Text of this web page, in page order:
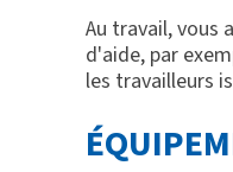
Au travail, vous
d'aide, par
les travailleurs